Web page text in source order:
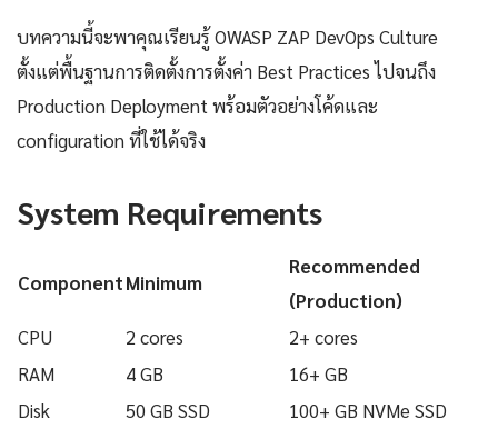
บทความนี้จะพาคุณเรียนรู้ OWASP ZAP DevOps Culture
ตั้งแต่พื้นฐานการติดตั้งการตั้งค่า Best Practices ไปจนถึง
Production Deployment พร้อมตัวอย่างโค้ดและ
configuration ที่ใช้ได้จริง
System Requirements
ComponentMinimum
Recommended
(Production)
CPU
2 cores
2+ cores
RAM
4 GB
16+ GB
Disk
50 GB SSD
100+ GB NVMe SSD